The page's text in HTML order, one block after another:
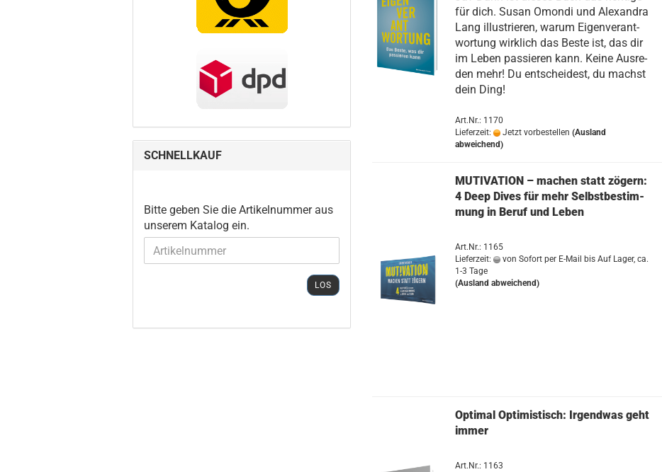
für dich. Susan Omon­di und Alex­an­dra
Lang il­lus­trie­ren, warum Ei­gen­ver­ant­
wor­tung wirk­lich das Beste ist, das dir
im Leben pas­sie­ren kann. Keine Aus­re­
den mehr! Du ent­schei­dest, du machst
dein Ding!
Art.Nr.: 1170
Lieferzeit:
Jetzt vorbestellen (Ausland
abweichend)
MU­TI­VA­TI­ON – ma­chen statt zö­gern:
4 Deep Dives für mehr Selbst­be­stim­
mung in Beruf und Leben
Art.Nr.: 1165
Lieferzeit:
von Sofort per E-Mail bis Auf Lager, ca.
1-3 Tage
(Ausland abweichend)
Op­ti­mal Op­ti­mis­tisch: Ir­gend­was geht
immer
Art.Nr.: 1163
SCHNELLKAUF
BITTE
GEBEN
SIE
DIE
Bitte geben Sie die Artikelnummer aus
unserem Katalog ein.
LOS